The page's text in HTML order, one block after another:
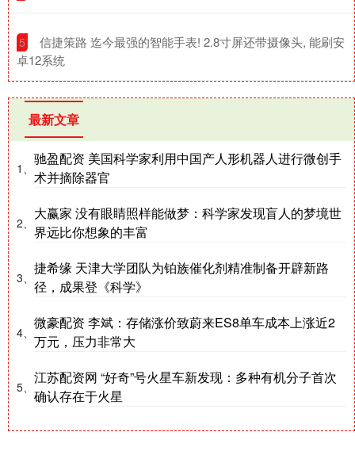
5
​信捷策路 迄今最强的智能手表! 2.8寸屏还带摄像头, 能刷安
卓12系统
最新文章
1、
驰盈配资 美国科学家利用中国产人形机器人进行微创手
术并摘除器官
2、
大赢家 没有眼睛照样能做梦：科学家发现盲人的梦境世
界远比你想象的丰富
3、
捷希缘 天津大学团队为铂族催化剂精准制备开辟新路
径，成果登《科学》
4、
微豪配资 李斌：存储涨价致蔚来ES8单车成本上涨近2
万元，压力非常大
5、
江苏配资网 “好奇”号火星车新发现：多种有机分子首次
确认存在于火星